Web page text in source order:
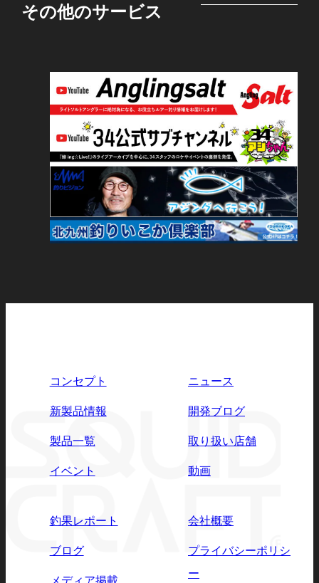
その他のサービス
コンセプト
新製品情報
製品一覧
イベント
ニュース
開発ブログ
取り扱い店舗
動画
釣果レポート
ブログ
メディア掲載
会社概要
プライバシーポリシ
ー